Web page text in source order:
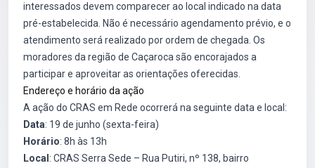
interessados devem comparecer ao local indicado na data
pré-estabelecida. Não é necessário agendamento prévio, e o
atendimento será realizado por ordem de chegada. Os
moradores da região de Caçaroca são encorajados a
participar e aproveitar as orientações oferecidas.
Endereço e horário da ação
A ação do CRAS em Rede ocorrerá na seguinte data e local:
Data: 19 de junho (sexta-feira)
Horário: 8h às 13h
Local : CRAS Serra Sede – Rua Putiri, nº 138, bairro